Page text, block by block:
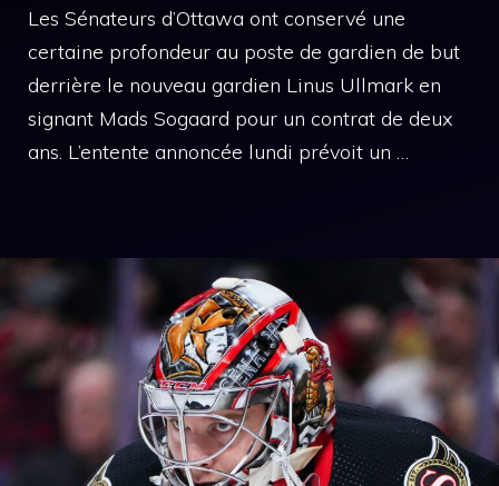
Les Sénateurs d’Ottawa ont conservé une
certaine profondeur au poste de gardien de but
derrière le nouveau gardien Linus Ullmark en
signant Mads Sogaard pour un contrat de deux
ans. L’entente annoncée lundi prévoit un …